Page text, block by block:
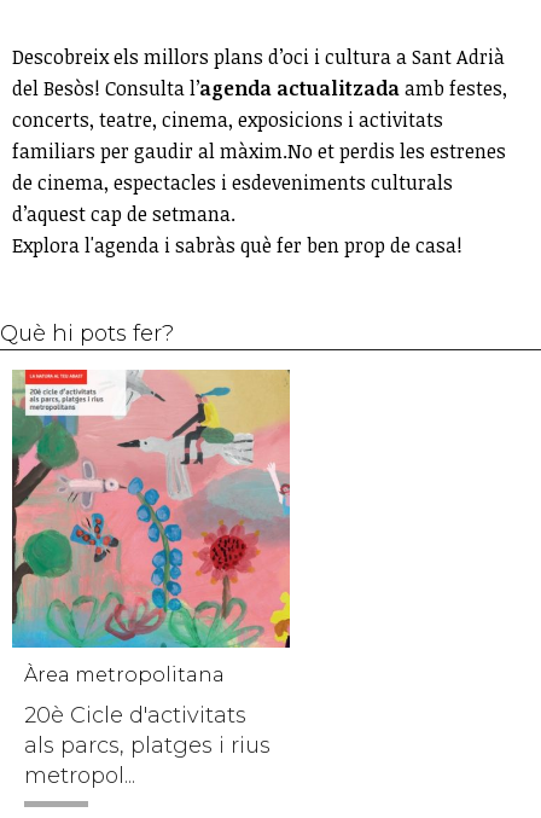
Descobreix els millors plans d’oci i cultura a Sant Adrià
del Besòs! Consulta l’agenda actualitzadaamb festes,
concerts, teatre, cinema, exposicions i activitats
familiars per gaudir al màxim.No et perdis les estrenes
de cinema, espectacles i esdeveniments culturals
d’aquest cap de setmana.
Explora l'agenda i sabràs què fer ben prop de casa!
Què hi pots fer?
Àrea metropolitana
20è Cicle d'activitats
als parcs, platges i rius
metropol...